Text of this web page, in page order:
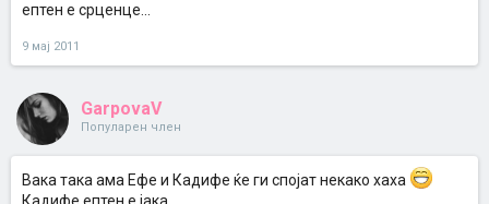
ептен е срценце...
9 мај 2011
GarpovaV
Популарен член
Вака така ама Ефе и Кадифе ќе ги спојат некако хаха